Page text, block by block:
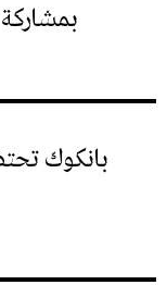
بمشاركة اكثر
بانكوك